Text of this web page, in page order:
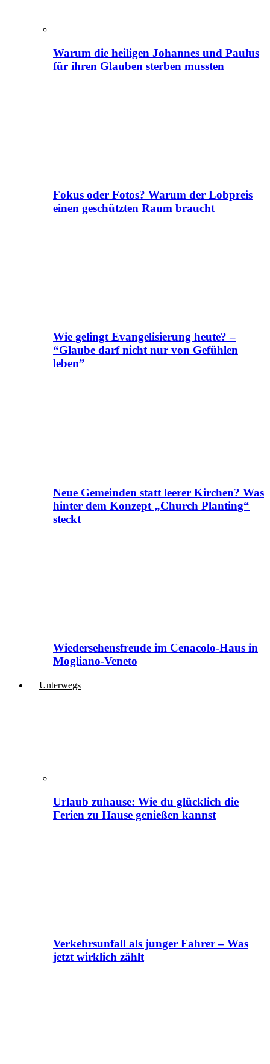
Warum die heiligen Johannes und Paulus
für ihren Glauben sterben mussten
Fokus oder Fotos? Warum der Lobpreis
einen geschützten Raum braucht
Wie gelingt Evangelisierung heute? –
“Glaube darf nicht nur von Gefühlen
leben”
Neue Gemeinden statt leerer Kirchen? Was
hinter dem Konzept „Church Planting“
steckt
Wiedersehensfreude im Cenacolo-Haus in
Mogliano-Veneto
Unterwegs
Urlaub zuhause: Wie du glücklich die
Ferien zu Hause genießen kannst
Verkehrsunfall als junger Fahrer – Was
jetzt wirklich zählt